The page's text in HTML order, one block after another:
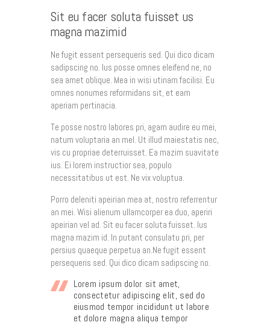
Sit eu facer soluta fuisset us
magna mazimid
Ne fugit essent persequeris sed. Qui dico dicam
sadipscing no. Ius posse omnes eleifend ne, no
sea amet oblique. Mea in wisi utinam facilisi. Eu
omnes nonumes reformidans sit, et eam
aperiam pertinacia.
Te posse nostro labores pri, agam audire eu mei,
natum voluptaria an mel. Ut illud maiestatis nec,
vis cu propriae deterruisset. Ea mazim suavitate
ius. Ei lorem instructior sea, populo
necessitatibus ut est. Ne vix voluptua.
Porro deleniti apeirian mea at, nostro referrentur
an mei. Wisi alienum ullamcorper ea duo, aperiri
apeirian vel ad. Sit eu facer soluta fuisset. Ius
magna mazim id. In putant consulatu pri, per
persius quaeque perpetua an.Ne fugit essent
persequeris sed. Qui dico dicam sadipscing no.
Lorem ipsum dolor sit amet,
consectetur adipiscing elit, sed do
eiusmod tempor incididunt ut labore
et dolore magna aliqua tempor